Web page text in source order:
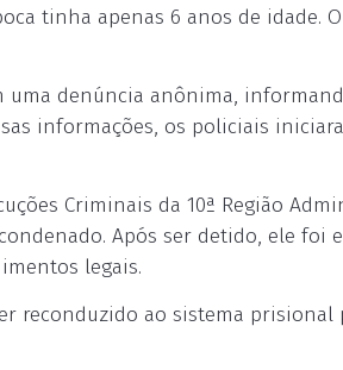
tinha apenas 6 anos de idade.
uma denúncia anônima,
informações, os policiais
Criminais da 10ª Região
Após ser detido, ele foi
legais.
reconduzido ao sistema prisional